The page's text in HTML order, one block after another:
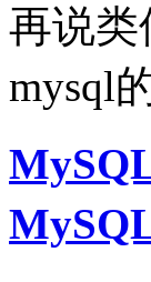
再说类
mysql